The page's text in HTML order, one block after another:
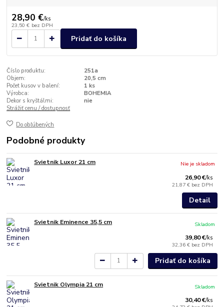
28,90 €/ks
23,50 € bez DPH
Pridať do košíka
Číslo produktu:
251a
Objem:
20,5 cm
Počet kusov v balení:
1 ks
Výrobca:
BOHEMIA
Dekor s kryštálmi:
nie
Strážiť cenu / dostupnosť
Do obľúbených
Podobné produkty
Svietnik Luxor 21 cm
26,90 €/ks
21,87 € bez DPH
Nie je skladom
Detail
Svietnik Eminence 35,5 cm
39,80 €/ks
32,36 € bez DPH
Skladom
Pridať do košíka
Svietnik Olympia 21 cm
30,40 €/ks
Skladom